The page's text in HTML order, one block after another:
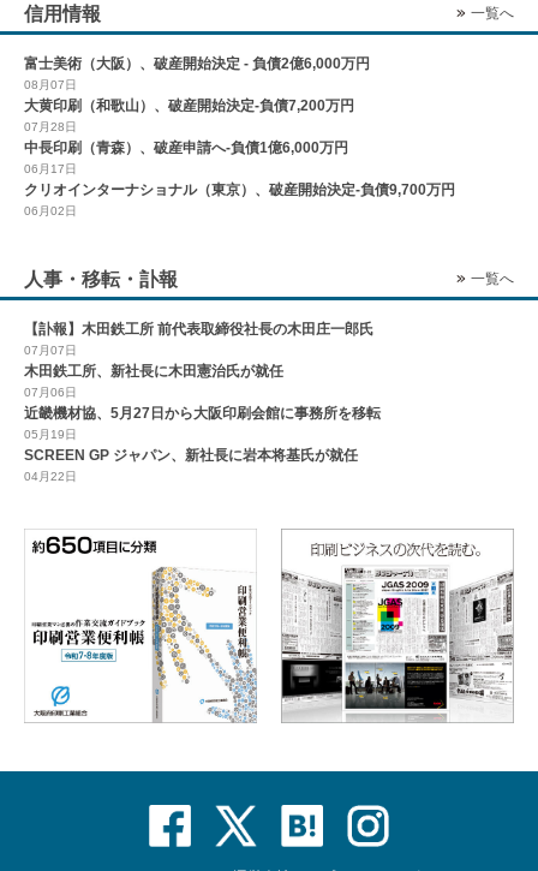
信用情報 一覧へ
富士美術（大阪）、破産開始決定 - 負債2億6,000万円
08月07日
大黄印刷（和歌山）、破産開始決定-負債7,200万円
07月28日
中長印刷（青森）、破産申請へ-負債1億6,000万円
06月17日
クリオインターナショナル（東京）、破産開始決定-負債9,700万円
06月02日
人事・移転・訃報 一覧へ
【訃報】木田鉄工所 前代表取締役社長の木田庄一郎氏
07月07日
木田鉄工所、新社長に木田憲治氏が就任
07月06日
近畿機材協、5月27日から大阪印刷会館に事務所を移転
05月19日
SCREEN GP ジャパン、新社長に岩本将基氏が就任
04月22日